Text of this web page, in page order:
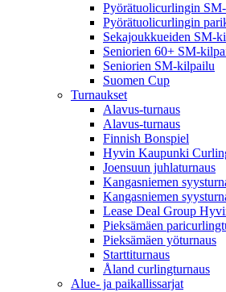
Pyörätuolicurlingin
Pyörätuolicurlingin
Sekajoukkueiden SM-
Seniorien 60+ SM-
Seniorien SM-kilpailu
Suomen Cup
Turnaukset
Alavus-turnaus
Alavus-turnaus
Finnish Bonspiel
Hyvin Kaupunki
Joensuun juhlaturnaus
Kangasniemen
Kangasniemen
Lease Deal Group
Pieksämäen
Pieksämäen yöturnaus
Starttiturnaus
Åland curlingturnaus
Alue- ja paikallissarjat